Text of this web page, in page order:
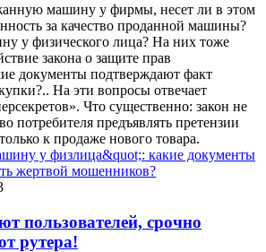
машину у фирмы, несет ли в этом
за качество проданной машины?
у физического лица? На них тоже
закона о защите прав
документы подтверждают факт
На эти вопросы отвечает
Что существенно: закон не
потребителя предъявлять претензии
к продаже нового товара.
пользователей, срочно
рутера!